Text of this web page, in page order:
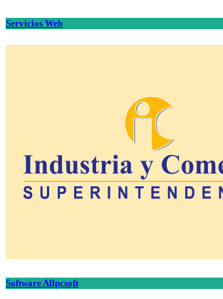
Servicios Web
Software Allpcsoft